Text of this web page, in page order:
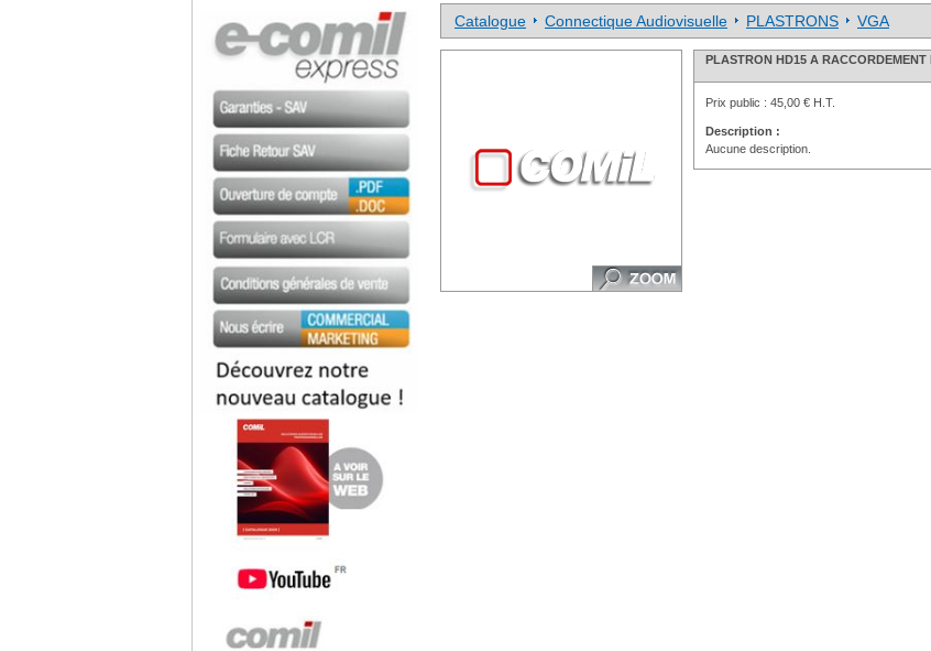
Catalogue Connectique Audiovisuelle PLASTRONS VGA
PLASTRON HD15 A RACCORDEMENT
Prix public : 45,00 € H.T.
Description :
Aucune description.